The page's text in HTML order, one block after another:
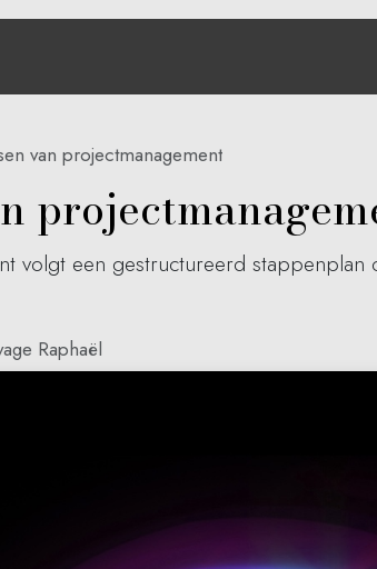
van projectmanagement
volgt een gestructureerd
Raphaël